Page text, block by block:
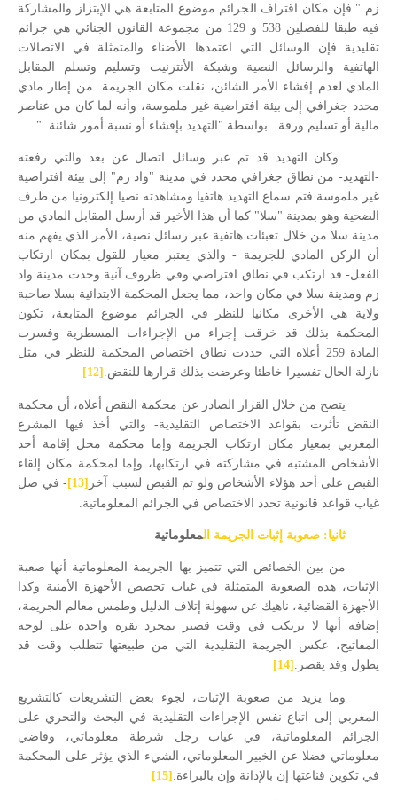
زم " فإن مكان اقتراف الجرائم موضوع المتابعة هي الإبتزاز والمشاركة
فيه طبقا للفصلين 538 و 129 من مجموعة القانون الجنائي هي جرائم
تقليدية فإن الوسائل التي اعتمدها الأضناء والمتمثلة في الاتصالات
الهاتفية والرسائل النصية وشبكة الأنترنيت وتسليم وتسلم المقابل
المادي لعدم إفشاء الأمر الشائن، نقلت مكان الجريمة
من إطار مادي
محدد جغرافي إلى بيئة افتراضية غير ملموسة، وأنه لما كان من عناصر
مالية أو تسليم ورقة...بواسطة "التهديد بإفشاء أو نسبة أمور شائنة.."
وكان التهديد قد تم عبر وسائل اتصال عن بعد والتي رفعته
-التهديد- من نطاق جغرافي محدد في مدينة "واد زم" إلى بيئة افتراضية
غير ملموسة فتم سماع التهديد هاتفيا ومشاهدته نصيا إلكترونيا من طرف
الضحية وهو بمدينة "سلا" كما أن هذا الأخير قد أرسل المقابل المادي من
مدينة سلا من خلال تعبئات هاتفية عبر رسائل نصية، الأمر الذي يفهم منه
أن الركن المادي للجريمة - والذي يعتبر معيار للقول بمكان ارتكاب
الفعل- قد ارتكب في نطاق افتراضي وفي ظروف آنية وحدت مدينة واد
زم ومدينة سلا في مكان واحد، مما يجعل المحكمة الابتدائية بسلا صاحبة
ولاية هي الأخرى مكانيا للنظر في الجرائم موضوع المتابعة، تكون
المحكمة بذلك قد خرقت إجراء من الإجراءات المسطرية وفسرت
المادة 259 أعلاه التي حددت نطاق اختصاص المحكمة للنظر في مثل
نازلة الحال تفسيرا خاطئا وعرضت بذلك قرارها للنقض. [12]
يتضح من خلال القرار الصادر عن محكمة النقض أعلاه، أن محكمة
النقض تأثرت بقواعد الاختصاص التقليدية- والتي أخذ فيها المشرع
المغربي بمعيار مكان ارتكاب الجريمة وإما محكمة محل إقامة أحد
الأشخاص المشتبه في مشاركته في ارتكابها، وإما لمحكمة مكان إلقاء
القبض على أحد هؤلاء الأشخاص ولو تم القبض لسبب آخر [13]- في ضل
غياب قواعد قانونية تحدد الاختصاص في الجرائم المعلوماتية.
ثانيا: صعوبة إثبات الجريمة المعلوماتية
من بين الخصائص التي تتميز بها الجريمة المعلوماتية أنها صعبة
الإثبات، هذه الصعوبة المتمثلة في غياب تخصص الأجهزة الأمنية وكذا
الأجهزة القضائية، ناهيك عن سهولة إتلاف الدليل وطمس معالم الجريمة،
إضافة أنها لا ترتكب في وقت قصير بمجرد نقرة واحدة على لوحة
المفاتيح، عكس الجريمة التقليدية التي من طبيعتها تتطلب وقت قد
يطول وقد يقصر.
[14]
وما يزيد من صعوبة الإثبات، لجوء بعض التشريعات كالتشريع
المغربي إلى اتباع نفس الإجراءات التقليدية في البحث والتحري على
الجرائم المعلوماتية، في غياب رجل شرطة معلوماتي، وقاضي
معلوماتي فضلا عن الخبير المعلوماتي، الشيء الذي يؤثر على المحكمة
في تكوين قناعتها إن بالإدانة وإن بالبراءة. [15]